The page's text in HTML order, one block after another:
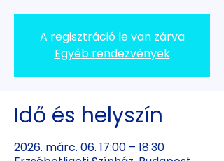
A regisztráció le van zárva
Egyéb rendezvények
Idő és helyszín
2026. márc. 06. 17:00 – 18:30